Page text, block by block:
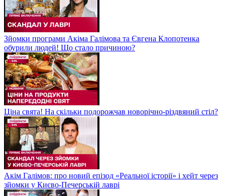
Зйомки програми Акіма Галімова та Євгена Клопотенка
обурили людей! Що стало причиною?
Ціна свята! На скільки подорожчав новорічно-різдвяний стіл?
Акім Галімов: про новий епізод «Реальної історії» і хейт через
зйомки у Києво-Печерській лаврі